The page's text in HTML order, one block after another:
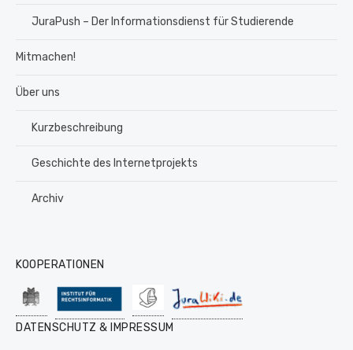
JuraPush – Der Informationsdienst für Studierende
Mitmachen!
Über uns
Kurzbeschreibung
Geschichte des Internetprojekts
Archiv
KOOPERATIONEN
DATENSCHUTZ & IMPRESSUM